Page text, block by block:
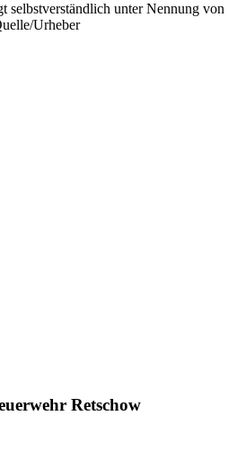
selbstverständlich unter Nennung von
Urheber
Retschow